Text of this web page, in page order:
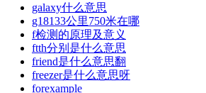
galaxy什么意思
g18133公里750米在哪
f检测的原理及意义
ftth分别是什么意思
friend是什么意思翻
freezer是什么意思呀
forexample